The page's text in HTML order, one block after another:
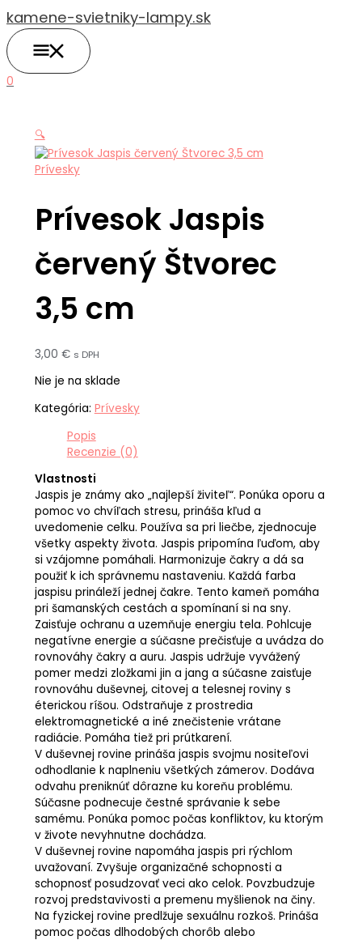
na
obsah
kamene-svietniky-lampy.sk
0
🔍
Prívesky
Prívesok Jaspis
červený Štvorec
3,5 cm
3,00 € s DPH
Nie je na sklade
Kategória: Prívesky
Popis
Recenzie (0)
Vlastnosti
Jaspis je známy ako „najlepší živiteľ“. Ponúka oporu a
pomoc vo chvíľach stresu, prináša kľud a
uvedomenie celku. Používa sa pri liečbe, zjednocuje
všetky aspekty života. Jaspis pripomína ľuďom, aby
si vzájomne pomáhali. Harmonizuje čakry a dá sa
použiť k ich správnemu nastaveniu. Každá farba
jaspisu prináleží jednej čakre. Tento kameň pomáha
pri šamanských cestách a spomínaní si na sny.
Zaisťuje ochranu a uzemňuje energiu tela. Pohlcuje
negatívne energie a súčasne prečisťuje a uvádza do
rovnováhy čakry a auru. Jaspis udržuje vyvážený
pomer medzi zložkami jin a jang a súčasne zaisťuje
rovnováhu duševnej, citovej a telesnej roviny s
éterickou ríšou. Odstraňuje z prostredia
elektromagnetické a iné znečistenie vrátane
radiácie. Pomáha tiež pri prútkarení.
V duševnej rovine prináša jaspis svojmu nositeľovi
odhodlanie k naplneniu všetkých zámerov. Dodáva
odvahu preniknúť dôrazne ku koreňu problému.
Súčasne podnecuje čestné správanie k sebe
samému. Ponúka pomoc počas konfliktov, ku ktorým
v živote nevyhnutne dochádza.
V duševnej rovine napomáha jaspis pri rýchlom
uvažovaní. Zvyšuje organizačné schopnosti a
schopnosť posudzovať veci ako celok. Povzbudzuje
rozvoj predstavivosti a premenu myšlienok na činy.
Na fyzickej rovine predlžuje sexuálnu rozkoš. Prináša
pomoc počas dlhodobých chorôb alebo